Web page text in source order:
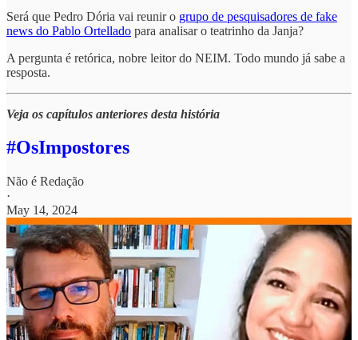
Será que Pedro Dória vai reunir o grupo de pesquisadores de fake
news do Pablo Ortellado para analisar o teatrinho da Janja?
A pergunta é retórica, nobre leitor do NEIM. Todo mundo já sabe a
resposta.
Veja os capítulos anteriores desta história
#OsImpostores
Não é Redação
·
May 14, 2024